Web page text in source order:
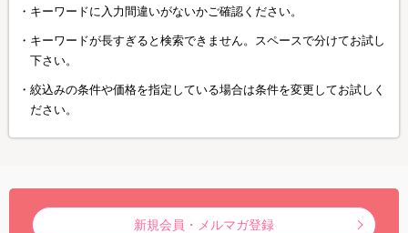
キーワードに入力間違いがないかご確認ください。
キーワードが長すぎると検索できません。スペースで分けてお試し
下さい。
絞込みの条件や価格を指定している場合は条件を変更してお試しく
ださい。
新規会員・メルマガ登録